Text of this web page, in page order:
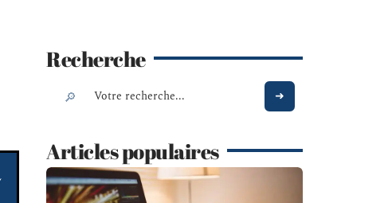
Recherche
Articles populaires